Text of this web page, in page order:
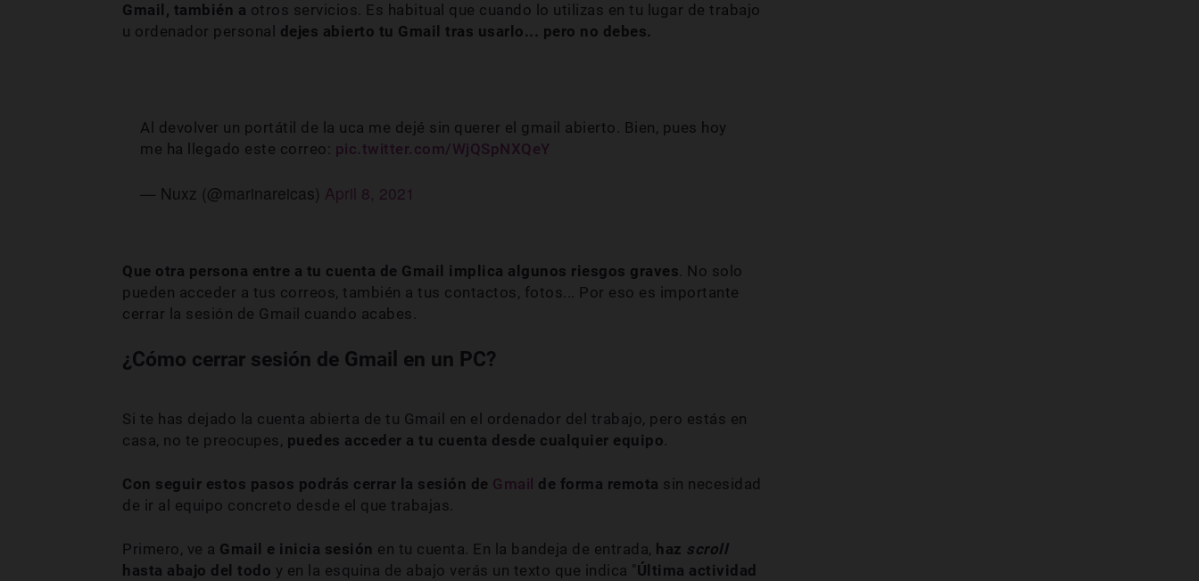
Gmail, también a otros servicios. Es habitual que cuando lo utilizas en tu lugar de trabajo
u ordenador personal dejes abierto tu Gmail tras usarlo... pero no debes.
Al devolver un portátil de la uca me dejé sin querer el gmail abierto. Bien, pues hoy
me ha llegado este correo: pic.twitter.com/WjQSpNXQeY
— Nuxz (@marinareicas) April 8, 2021
Que otra persona entre a tu cuenta de Gmail implica algunos riesgos graves . No solo
pueden acceder a tus correos, también a tus contactos, fotos... Por eso es importante
cerrar la sesión de Gmail cuando acabes.
¿Cómo cerrar sesión de Gmail en un PC?
Si te has dejado la cuenta abierta de tu Gmail en el ordenador del trabajo, pero estás en
casa, no te preocupes, puedes acceder a tu cuenta desde cualquier equipo
Con seguir estos pasos podrás cerrar la sesión de Gmail de forma remota sin necesidad
de ir al equipo concreto desde el que trabajas.
Primero, ve a Gmail e inicia sesión en tu cuenta. En la bandeja de entrada, haz scroll
hasta abajo del todo y en la esquina de abajo verás un texto que indica " Última actividad